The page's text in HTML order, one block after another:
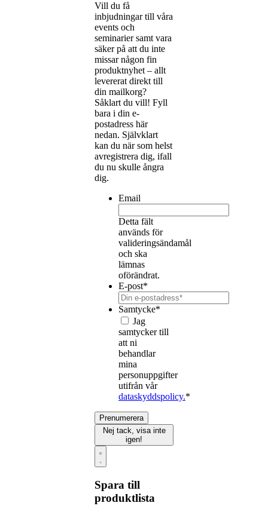
Vill du få
inbjudningar till våra
events och
seminarier samt vara
säker på att du inte
missar någon fin
produktnyhet – allt
levererat direkt till
din mailkorg?
Såklart du vill! Fyll
bara i din e-
postadress här
nedan. Självklart
kan du när som helst
avregistrera dig, ifall
du nu skulle ångra
dig.
Email
Detta fält
används för
valideringsändamål
och ska
lämnas
oförändrat.
E-post*
Samtycke*
Jag
samtycker till
att ni
behandlar
mina
personuppgifter
utifrån vår
dataskyddspolicy.*
Prenumerera
Nej tack, visa inte
igen!
Spara till
produktlista